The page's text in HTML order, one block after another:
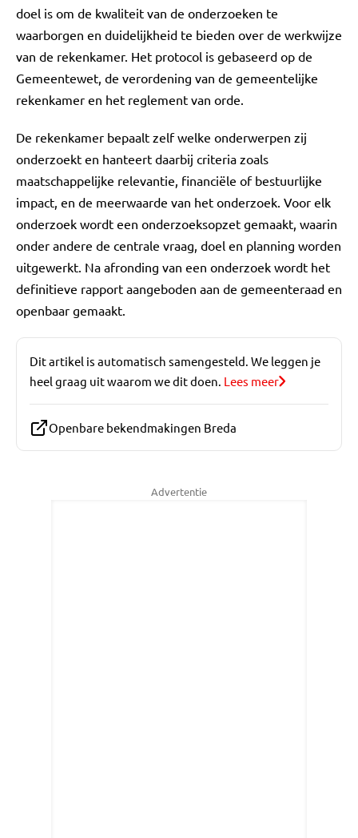
doel is om de kwaliteit van de onderzoeken te
waarborgen en duidelijkheid te bieden over de werkwijze
van de rekenkamer. Het protocol is gebaseerd op de
Gemeentewet, de verordening van de gemeentelijke
rekenkamer en het reglement van orde.
De rekenkamer bepaalt zelf welke onderwerpen zij
onderzoekt en hanteert daarbij criteria zoals
maatschappelijke relevantie, financiële of bestuurlijke
impact, en de meerwaarde van het onderzoek. Voor elk
onderzoek wordt een onderzoeksopzet gemaakt, waarin
onder andere de centrale vraag, doel en planning worden
uitgewerkt. Na afronding van een onderzoek wordt het
definitieve rapport aangeboden aan de gemeenteraad en
openbaar gemaakt.
Dit artikel is automatisch samengesteld. We leggen je
heel graag uit waarom we dit doen. Lees meer
Openbare bekendmakingen Breda
Advertentie